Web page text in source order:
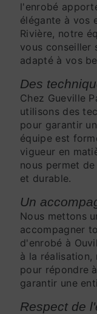
l'enrobé
élégante à vos
Rivière, notre
vous conseiller
adapté à vos
Des
Chez Gueville
utilisons des
pour garantir
équipe est
vigueur en
nous permet
et durable.
Un
Nous mettons
accompagner
d'enrobé à
à la
pour répondre
garantir une
Respect de